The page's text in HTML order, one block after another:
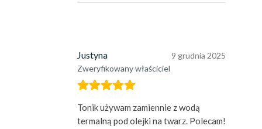
Justyna
Zweryfikowany właściciel
9 grudnia 2025
Tonik używam zamiennie z wodą
termalną pod olejki na twarz. Polecam!